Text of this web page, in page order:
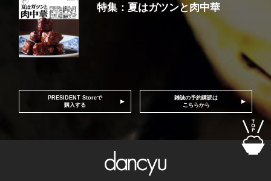
特集：夏はガツンと肉中華
PRESIDENT Storeで
購入する
雑誌の予約購読は
こちらから